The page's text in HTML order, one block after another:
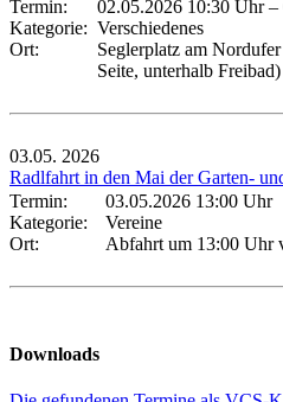
Termin:
02.05.2026 10:30 Uhr–
Kategorie: Verschiedenes
Ort:
Seglerplatz am
Seite, unterhalb Freibad)
03.05. 2026
Radlfahrt in den Mai der Garten-
Termin:
03.05.2026 13:00 Uhr
Kategorie:
Vereine
Ort:
Abfahrt um 13:00 Uhr
Downloads